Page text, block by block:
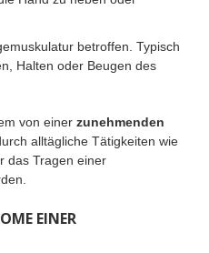
betroffen. Typisch
Halten oder Beugen des
von einer zunehmenden
alltägliche Tätigkeiten wie
das Tragen einer
EINER